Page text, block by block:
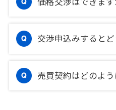
交渉申込みすると
売買契約はどのよ